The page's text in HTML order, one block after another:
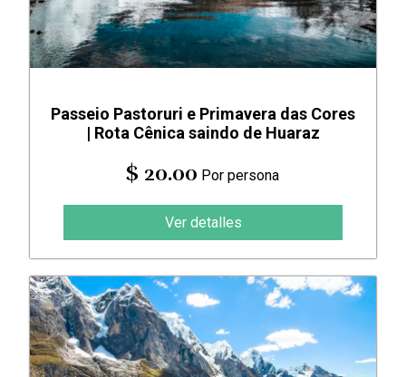
Passeio Pastoruri e Primavera das Cores
| Rota Cênica saindo de Huaraz
$ 20.00 Por persona
Ver detalles